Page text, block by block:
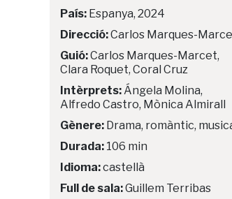
País: Espanya, 2024
Direcció:Carlos Marques-
Guió:Carlos Marques-Marcet,
Clara Roquet, Coral Cruz
Intèrprets: Ángela Molina,
Alfredo Castro, Mònica Almirall
Gènere: Drama, romàntic,
Durada: 106 min
Idioma:castellà
Full de sala:Guillem Terribas